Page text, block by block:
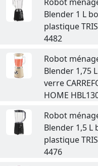
Blender 1 L
plastique
4482
Robot
Blender 1,75
verre
HOME
Robot
Blender 1,5 L
plastique
4476